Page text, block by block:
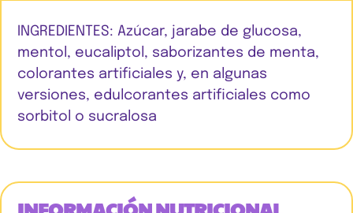
INGREDIENTES: Azúcar, jarabe de glucosa,
mentol, eucaliptol, saborizantes de menta,
colorantes artificiales y, en algunas
versiones, edulcorantes artificiales como
sorbitol o sucralosa